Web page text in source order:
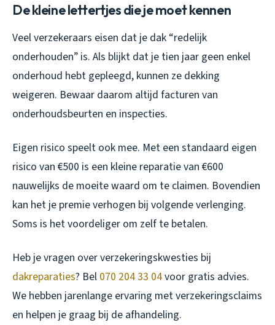
De kleine lettertjes die je moet kennen
Veel verzekeraars eisen dat je dak “redelijk
onderhouden” is. Als blijkt dat je tien jaar geen enkel
onderhoud hebt gepleegd, kunnen ze dekking
weigeren. Bewaar daarom altijd facturen van
onderhoudsbeurten en inspecties.
Eigen risico speelt ook mee. Met een standaard eigen
risico van €500 is een kleine reparatie van €600
nauwelijks de moeite waard om te claimen. Bovendien
kan het je premie verhogen bij volgende verlenging.
Soms is het voordeliger om zelf te betalen.
Heb je vragen over verzekeringskwesties bij
dakreparaties? Bel 070 204 33 04voor gratis advies.
We hebben jarenlange ervaring met verzekeringsclaims
en helpen je graag bij de afhandeling.